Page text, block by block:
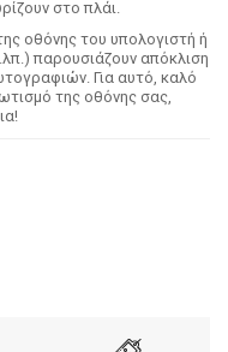
στο πλάι.
οθόνης του υπολογιστή ή
παρουσιάζουν απόκλιση
Για αυτό, καλό
της οθόνης σας,